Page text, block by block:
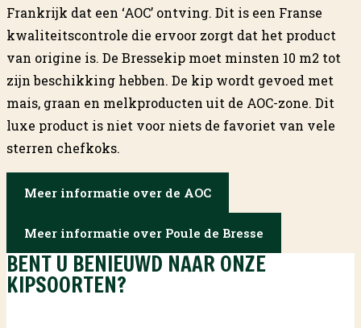
Frankrijk dat een ‘AOC’ ontving. Dit is een Franse
kwaliteitscontrole die ervoor zorgt dat het product
van origine is. De Bressekip moet minsten 10 m2 tot
zijn beschikking hebben. De kip wordt gevoed met
mais, graan en melkproducten uit de AOC-zone. Dit
luxe product is niet voor niets de favoriet van vele
sterren chefkoks.
Meer informatie over de AOC
Meer informatie over Poule de Bresse
BENT U BENIEUWD NAAR ONZE
KIPSOORTEN?